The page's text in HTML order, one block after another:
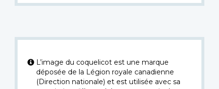
L’image du coquelicot est une marque
déposée de la Légion royale canadienne
(Direction nationale) et est utilisée avec sa